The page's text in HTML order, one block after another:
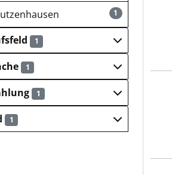
1
1
1
1
1